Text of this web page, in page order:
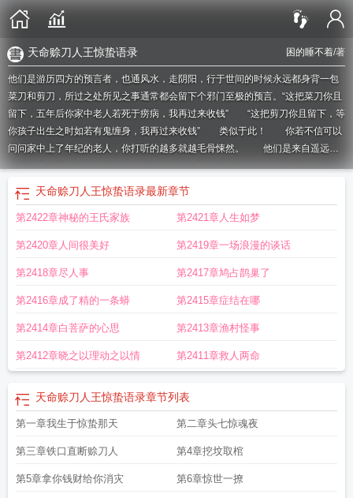
困的睡不着/著
天命赊刀人王惊蛰语录
他们是游历四方的预言者，也通风水，走阴阳，行于世间的时候永远都身背一包
菜刀和剪刀，所过之处所见之事通常都会留下个邪门至极的预言。“这把菜刀你且
留下，五年后你家中老人若死于痨病，我再过来收钱” “这把剪刀你且留下，等
你孩子出生之时如若有鬼缠身，我再过来收钱” 类似于此！ 你若不信可以
问问家中上了年纪的老人，你打听的越多就越毛骨悚然。 他们是来自遥远道
门的传承。天命赊刀人王惊蛰 被厉鬼带着后天命赊刀人王惊蛰动漫天命赊刀人
王惊蛰跟小草结婚是哪集 天命赊刀人王惊蛰最新
命赊刀人王惊蛰儿子的结局
小草大婚天命赊刀人王惊蛰和小草 天命赊刀人王惊蛰百度百科
人王惊蛰儿子天命赊刀人王惊蛰什么时候逆天改命 天命赊刀人怎么换主角了
命赊刀人王惊蛰为什么去陇西
天命赊刀人王惊蛰笔趣阁天命赊刀人王惊蛰什么
人王惊蛰毛小草结婚多少集天命赊刀人王惊蛰和茅小草天命赊刀人王惊蛰改命
成功是第几集天命赊刀人王惊蛰实力 天命赊刀人王惊蛰说的情话
命赊刀人王惊蛰对小草说的情话
天命赊刀人王惊蛰怎么了天命赊刀人王惊蛰最
新章节天命赊刀人王惊蛰什么时候恢复记忆的天命赊刀人王惊蛰哪一集死了天
命赊刀人王惊蛰借命以后是怎么了天命赊刀人王惊蛰顶点
局天命赊刀人王惊蛰恢复记忆是哪一章天命赊刀人王惊蛰什么时候恢复记忆天
命赊刀人王惊蛰漫画天命赊刀人中王惊蛰的老婆是天命赊刀人王惊蛰有几个红
颜 天命赊刀人王惊蛰到底是谁 天命赊刀人人物介绍 天命赊刀人王惊蛰跟小草结
鱼天命赊刀人王惊蛰笔趣阁免费阅读 天命赊刀人王惊蛰和谁在一起了
天命赊刀人王惊蛰语录最新章节
第2422章神秘的王氏家族 第2421章人生如梦
第2420章人间很美好 第2419章一场浪漫的谈话
第2418章尽人事 第2417章鸠占鹊巢了
第2416章成了精的一条蟒 第2415章症结在哪
第2414章白菩萨的心思 第2413章渔村怪事
第2412章晓之以理动之以情 第2411章救人两命
天命赊刀人王惊蛰语录章节列表
第一章我生于惊蛰那天 第二章头七惊魂夜
第三章铁口直断赊刀人 第4章挖坟取棺
第5章拿你钱财给你消灾 第6章惊世一撩